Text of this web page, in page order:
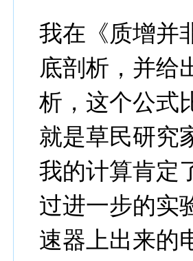
我在《质增并
底剖析，并给
析，这个公式
就是草民研究
我的计算肯定
过进一步的实
速器上出来的